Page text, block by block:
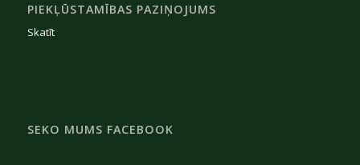
PIEKĻŪSTAMĪBAS PAZIŅOJUMS
Skatīt
SEKO MUMS FACEBOOK